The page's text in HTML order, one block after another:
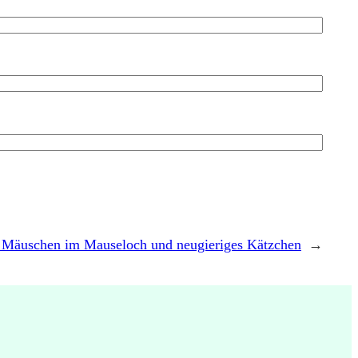
Mäuschen im Mauseloch und neugieriges Kätzchen →